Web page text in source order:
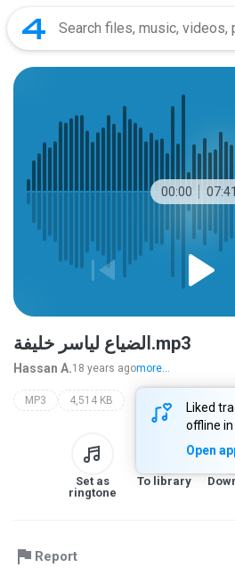
00:00 07:41
Liked
offline
Open
الضياع لياسر خليفة.mp3
Hassan A.18 years agomore...
MP3 4,514 KB
Set as
ringtone
To library
Report